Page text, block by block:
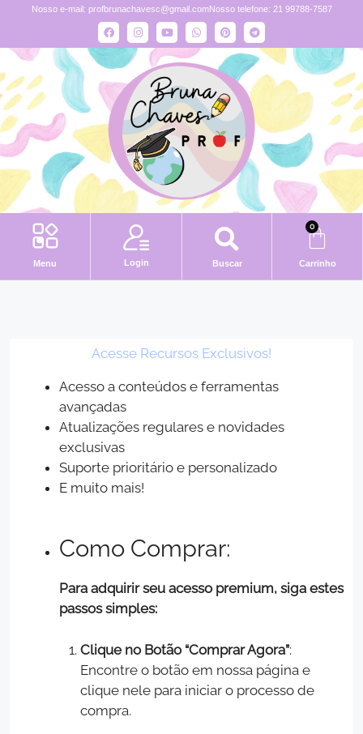
Nosso e-mail: profbrunachavesc@gmail.comNosso telefone: 21 99788-7587
Menu Login Buscar
0
Carrinho
Acesse Recursos Exclusivos!
Acesso a conteúdos e ferramentas
avançadas
Atualizações regulares e novidades
exclusivas
Suporte prioritário e personalizado
E muito mais!
Como Comprar:
Para adquirir seu acesso premium, siga estes
passos simples:
Clique no Botão “Comprar Agora”:
Encontre o botão em nossa página e
clique nele para iniciar o processo de
compra.